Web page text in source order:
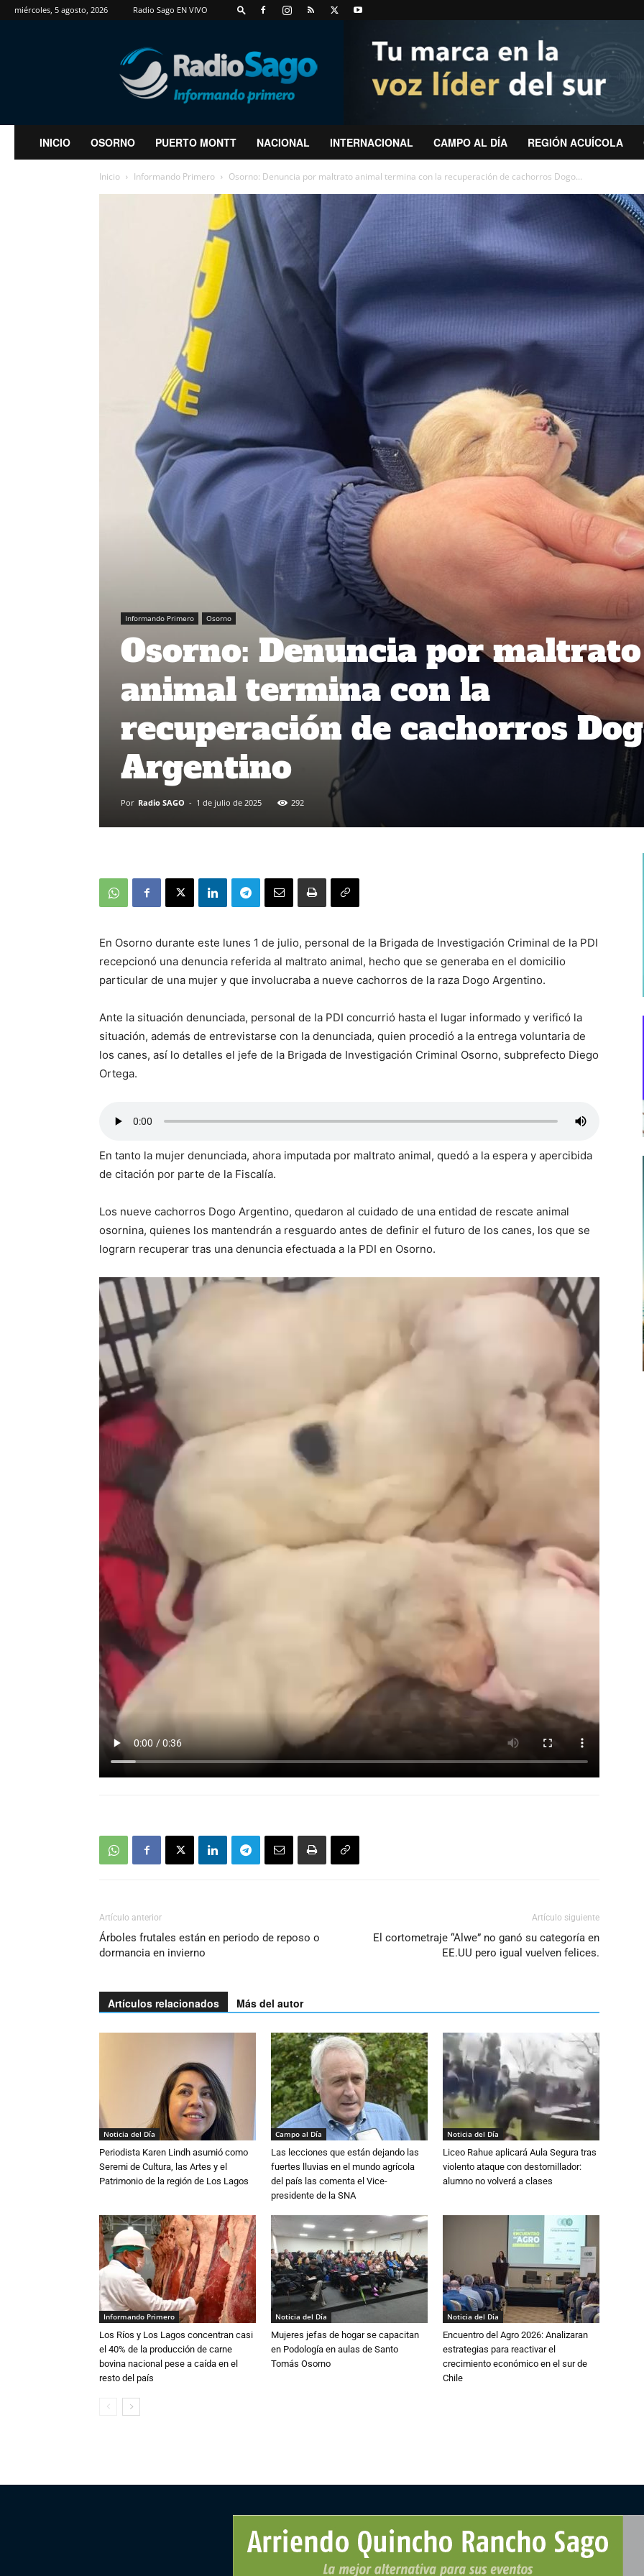
miércoles, 5 agosto, 2026 Radio Sago EN VIVO
RadioSago
INICIO OSORNO PUERTO MONTT NACIONAL INTERNACIONAL CAMPO AL DÍA REGIÓN ACUÍCOLA
Inicio Informando Primero Osorno: Denuncia por maltrato animal termina con la recuperación de cachorros Dogo...
Informando Primero Osorno
Osorno: Denuncia por maltrato
animal termina con la
recuperación de cachorros
Argentino
Por Radio SAGO - 1 de julio de 2025 292
En Osorno durante este lunes 1 de julio, personal de la Brigada de Investigación Criminal de la PDI
recepcionó una denuncia referida al maltrato animal, hecho que se generaba en el domicilio
particular de una mujer y que involucraba a nueve cachorros de la raza Dogo Argentino.
Ante la situación denunciada, personal de la PDI concurrió hasta el lugar informado y verificó la
situación, además de entrevistarse con la denunciada, quien procedió a la entrega voluntaria de
los canes, así lo detalles el jefe de la Brigada de Investigación Criminal Osorno, subprefecto Diego
Ortega.
En tanto la mujer denunciada, ahora imputada por maltrato animal, quedó a la espera y apercibida
de citación por parte de la Fiscalía.
Los nueve cachorros Dogo Argentino, quedaron al cuidado de una entidad de rescate animal
osornina, quienes los mantendrán a resguardo antes de definir el futuro de los canes, los que se
lograrn recuperar tras una denuncia efectuada a la PDI en Osorno.
Artículo anterior
Árboles frutales están en periodo de reposo o
dormancia en invierno
Artículo siguiente
El cortometraje “Alwe” no ganó su categoría en
EE.UU pero igual vuelven felices.
Artículos relacionados Más del autor
Noticia del Día
Periodista Karen Lindh asumió como
Seremi de Cultura, las Artes y el
Patrimonio de la región de Los Lagos
Campo al Día
Las lecciones que están dejando las
fuertes lluvias en el mundo agrícola
del país las comenta el Vice-
presidente de la SNA
Noticia del Día
Liceo Rahue aplicará Aula Segura tras
violento ataque con destornillador:
alumno no volverá a clases
Informando Primero
Los Ríos y Los Lagos concentran casi
el 40% de la producción de carne
bovina nacional pese a caída en el
resto del país
Noticia del Día
Mujeres jefas de hogar se capacitan
en Podología en aulas de Santo
Tomás Osorno
Noticia del Día
Encuentro del Agro 2026: Analizaran
estrategias para reactivar el
crecimiento económico en el sur de
Chile